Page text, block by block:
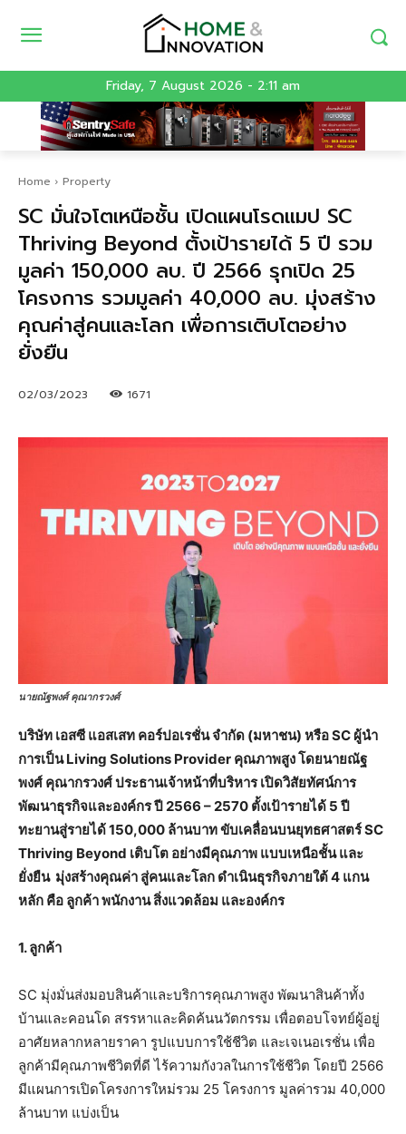
Friday, 7 August 2026 - 2:11 am
Home Property
SC มั่นใจโตเหนือชั้น เปิดแผนโรดแมป SC
Thriving Beyond ตั้งเป้ารายได้ 5 ปี รวม
มูลค่า 150,000 ลบ. ปี 2566 รุกเปิด 25
โครงการ รวมมูลค่า 40,000 ลบ. มุ่งสร้าง
คุณค่าสู่คนและโลก เพื่อการเติบโตอย่าง
ยั่งยืน
02/03/2023 1671
นายณัฐพงศ์ คุณากรวงศ์
บริษัท เอสซี แอสเสท คอร์ปอเรชั่น จำกัด (มหาชน) หรือ SC ผู้นำ
การเป็น Living Solutions Provider คุณภาพสูง โดยนายณัฐ
พงศ์ คุณากรวงศ์ ประธานเจ้าหน้าที่บริหาร เปิดวิสัยทัศน์การ
พัฒนาธุรกิจและองค์กร ปี 2566 – 2570 ตั้งเป้ารายได้ 5 ปี
ทะยานสู่รายได้ 150,000 ล้านบาท ขับเคลื่อนบนยุทธศาสตร์ SC
Thriving Beyond เติบโต อย่างมีคุณภาพ แบบเหนือชั้น และ
ยั่งยืน มุ่งสร้างคุณค่า สู่คนและโลก ดำเนินธุรกิจภายใต้ 4 แกน
หลัก คือ ลูกค้า พนักงาน สิ่งแวดล้อม และองค์กร
1. ลูกค้า
SC มุ่งมั่นส่งมอบสินค้าและบริการคุณภาพสูง พัฒนาสินค้าทั้ง
บ้านและคอนโด สรรหาและคิดค้นนวัตกรรม เพื่อตอบโจทย์ผู้อยู่
อาศัยหลากหลายราคา รูปแบบการใช้ชีวิต และเจเนอเรชั่น เพื่อ
ลูกค้ามีคุณภาพชีวิตที่ดี ไร้ความกังวลในการใช้ชีวิต โดยปี 2566
มีแผนการเปิดโครงการใหม่รวม 25 โครงการ มูลค่ารวม 40,000
ล้านบาท แบ่งเป็น